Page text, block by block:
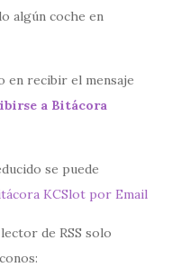
algún coche en
en recibir el mensaje
a Bitácora
se puede
KCSlot por Email
de RSS solo